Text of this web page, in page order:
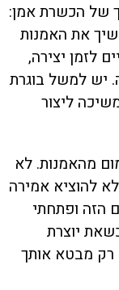
של הכשרת אמן:
את האמנות
לזמן יצירה,
יש למשל בוגרת
ליצור
מהאמנות. לא
להוציא אמירה
הזה ופתחתי
יוצרת
רק מבטא אותך